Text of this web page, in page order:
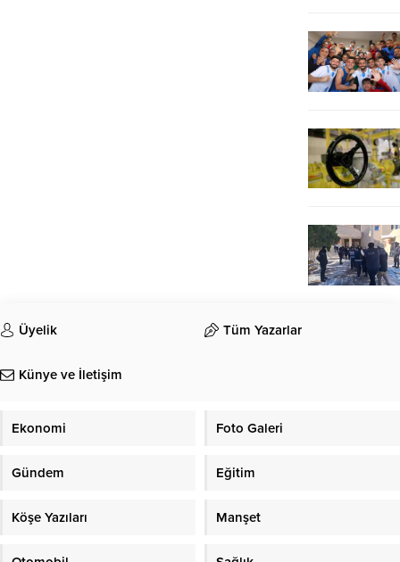
Üyelik Tüm Yazarlar
Künye ve İletişim
Ekonomi Foto Galeri
Gündem Eğitim
Köşe Yazıları Manşet